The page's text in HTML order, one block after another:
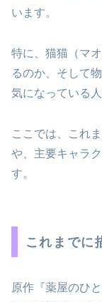
います。
特に、猫猫（マ
るのか、そして
気になっている
ここでは、これ
や、主要キャラ
す。
これまでに
原作『薬屋のひ